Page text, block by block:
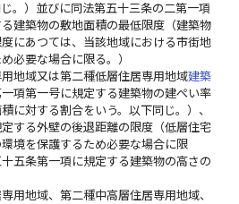
。）並びに同法第五十三条の二第一項
建築物の敷地面積の最低限度（建築物
にあつては、当該地域における市街地
必要な場合に限る。）
地域又は第二種低層住居専用地域建築
項第一号に規定する建築物の建ぺい率
に対する割合をいう。以下同じ。）、
する外壁の後退距離の限度（低層住宅
境を保護するため必要な場合に限
五条第一項に規定する建築物の高さの
用地域、第二種中高層住居専用地域、